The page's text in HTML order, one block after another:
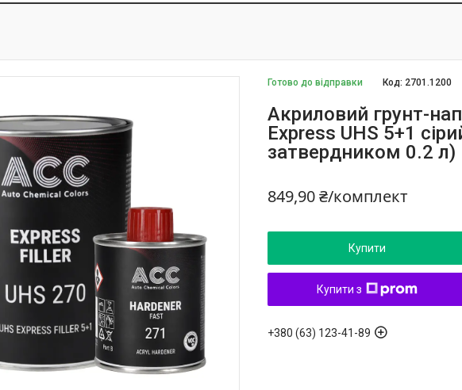
Готово до відправки Код: 2701.1200
Акриловий грунт-
Express UHS 5+1
затвердником 0.2 л)
849,90 ₴/комплект
Купити
Купити з
+380 (63) 123-41-89